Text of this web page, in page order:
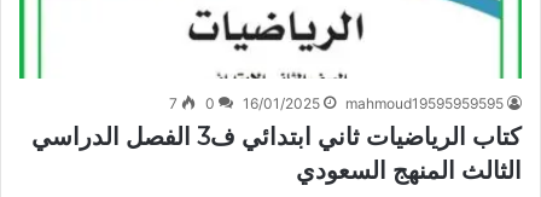
mahmoud19595959595
16/01/2025
0
7
كتاب الرياضيات ثاني ابتدائي ف3 الفصل الدراسي
الثالث المنهج السعودي